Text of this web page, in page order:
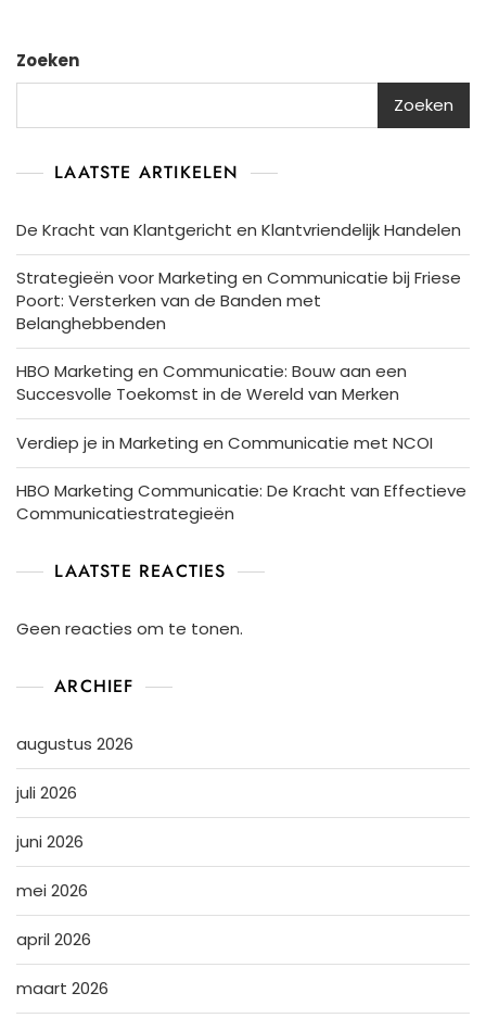
Zoeken
Zoeken
LAATSTE ARTIKELEN
De Kracht van Klantgericht en Klantvriendelijk Handelen
Strategieën voor Marketing en Communicatie bij Friese
Poort: Versterken van de Banden met
Belanghebbenden
HBO Marketing en Communicatie: Bouw aan een
Succesvolle Toekomst in de Wereld van Merken
Verdiep je in Marketing en Communicatie met NCOI
HBO Marketing Communicatie: De Kracht van Effectieve
Communicatiestrategieën
LAATSTE REACTIES
Geen reacties om te tonen.
ARCHIEF
augustus 2026
juli 2026
juni 2026
mei 2026
april 2026
maart 2026